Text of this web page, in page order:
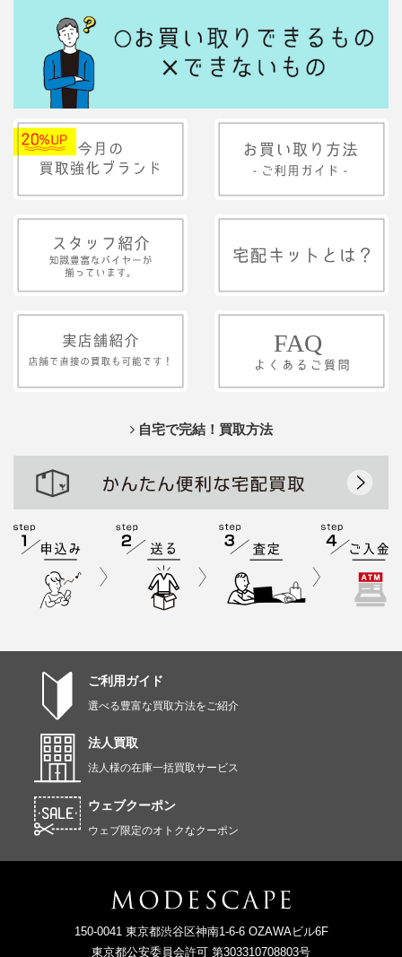
自宅で完結！買取方法
ご利用ガイド
選べる豊富な買取方法をご紹介
法人買取
法人様の在庫一括買取サービス
ウェブクーポン
ウェブ限定のオトクなクーポン
150-0041 東京都渋谷区神南1-6-6 OZAWAビル6F
東京都公安委員会許可 第303310708803号